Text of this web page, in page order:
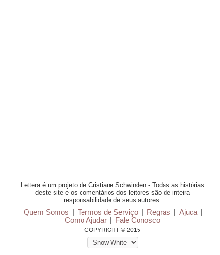
Lettera é um projeto de Cristiane Schwinden - Todas as histórias
deste site e os comentários dos leitores são de inteira
responsabilidade de seus autores.
Quem Somos | Termos de Serviço | Regras | Ajuda |
Como Ajudar | Fale Conosco
COPYRIGHT © 2015